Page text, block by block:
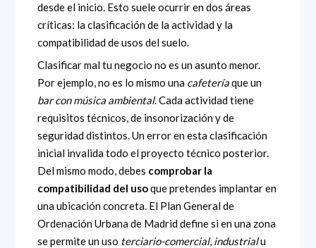
desde el inicio. Esto suele ocurrir en dos áreas
críticas: la clasificación de la actividad y la
compatibilidad de usos del suelo.
Clasificar mal tu negocio no es un asunto menor.
Por ejemplo, no es lo mismo una cafeteríaque un
bar con música ambiental. Cada actividad tiene
requisitos técnicos, de insonorización y de
seguridad distintos. Un error en esta clasificación
inicial invalida todo el proyecto técnico posterior.
Del mismo modo, debes comprobar la
compatibilidad del usoque pretendes implantar en
una ubicación concreta. El Plan General de
Ordenación Urbana de Madrid define si en una zona
se permite un uso terciario-comercial, industrialu